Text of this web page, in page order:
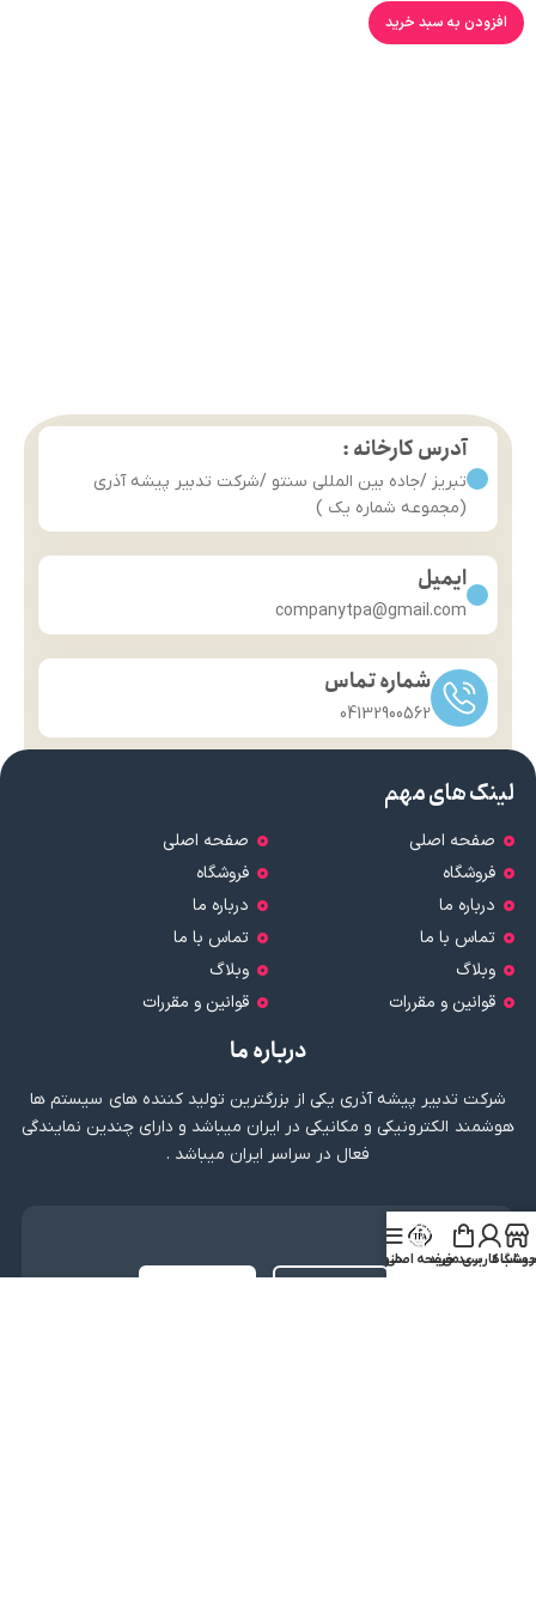
افزودن به سبد خرید
آدرس کارخانه :
تبریز /جاده بین المللی سنتو /شرکت تدبیر پیشه آذری
(مجموعه شماره یک )
ایمیل
companytpa@gmail.com
شماره تماس
04132900562
لینک های مهم
صفحه اصلی
فروشگاه
درباره ما
تماس با ما
وبلاگ
قوانین و مقررات
صفحه اصلی
فروشگاه
درباره ما
تماس با ما
وبلاگ
قوانین و مقررات
درباره ما
شرکت تدبیر پیشه آذری یکی از بزرگترین تولید کننده های سیستم ها
هوشمند الکترونیکی و مکانیکی در ایران میباشد و دارای چندین نمایندگی
فعال در سراسر ایران میباشد .
دریافت اپلیکیشن
حساب کاربری من
سبد خریدصفحه اصلی
منو